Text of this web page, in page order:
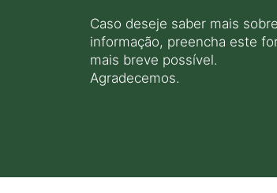
Caso deseje saber mais
informação, preencha este
mais breve possível.
Agradecemos.